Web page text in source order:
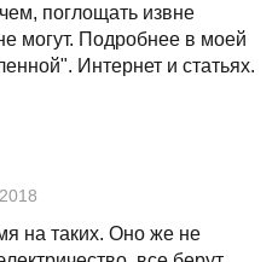
поглощать извне
могут. Подробнее в моей
Интернет и статьях.
на таких. Оно же не